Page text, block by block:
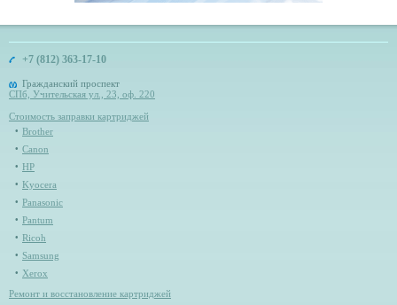
+7 (812) 363-17-10
Гражданский проспект
СПб, Учительская ул., 23, оф. 220
Стоимость заправки картриджей
Brother
Canon
HP
Kyocera
Panasonic
Pantum
Ricoh
Samsung
Xerox
Ремонт и восстановление картриджей